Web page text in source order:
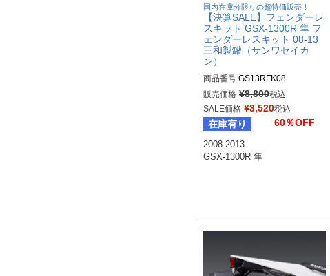
国内在庫分限りの超特価販売！
【決算SALE】フェンダーレ
スキット GSX-1300R 隼 フ
ェンダーレスキット 08-13
三和製罐（サンワセイカ
ン）
商品番号 GS13RFK08
販売価格 ¥8,800税込
SALE価格 ¥3,520税込
在庫有り 60％OFF
2008-2013
GSX-1300R 隼